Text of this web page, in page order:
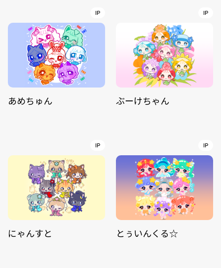
IP
あめちゅん
IP
ぶーけちゃん
IP
にゃんすと
IP
とぅいんくる☆